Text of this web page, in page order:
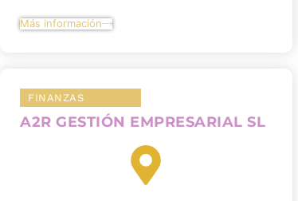
Más información
FINANZAS
A2R GESTIÓN EMPRESARIAL SL